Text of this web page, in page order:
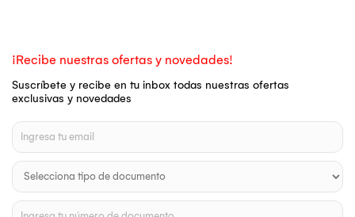
¡Recibe nuestras ofertas y novedades!
Suscríbete y recibe en tu inbox todas nuestras ofertas
exclusivas y novedades